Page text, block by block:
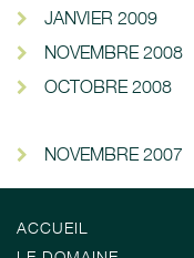
JANVIER 2009
NOVEMBRE 2008
OCTOBRE 2008
NOVEMBRE 2007
ACCUEIL